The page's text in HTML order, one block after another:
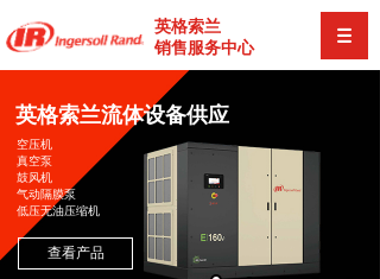
英格索兰
销售服务中心
英格索兰流体设备供应
空压机
真空泵
鼓风机
气动隔膜泵
低压无油压缩机
查看产品